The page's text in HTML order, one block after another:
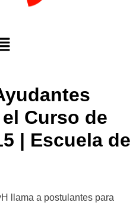
Curso de
| Escuela de
llama a postulantes para